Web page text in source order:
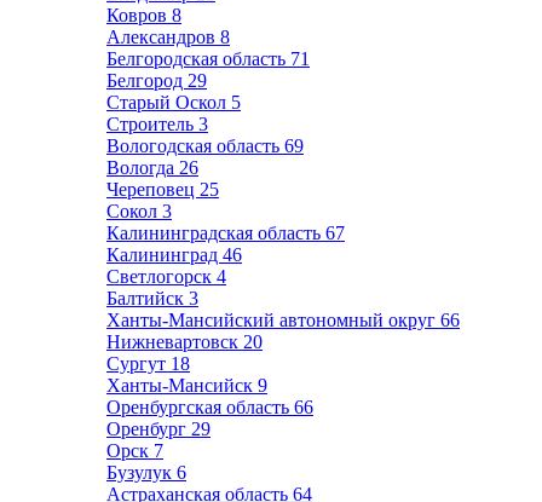
Ковров 8
Александров 8
Белгородская область 71
Белгород 29
Старый Оскол 5
Строитель 3
Вологодская область 69
Вологда 26
Череповец 25
Сокол 3
Калининградская область 67
Калининград 46
Светлогорск 4
Балтийск 3
Ханты-Мансийский автономный округ 66
Нижневартовск 20
Сургут 18
Ханты-Мансийск 9
Оренбургская область 66
Оренбург 29
Орск 7
Бузулук 6
Астраханская область 64